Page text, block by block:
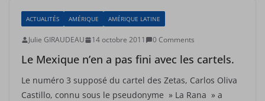
ACTUALITÉS AMÉRIQUE AMÉRIQUE LATINE
Julie GIRAUDEAU 14 octobre 2011 0 Comments
Le Mexique n’en a pas fini avec les cartels.
Le numéro 3 supposé du cartel des Zetas, Carlos Oliva
Castillo, connu sous le pseudonyme » La Rana » a